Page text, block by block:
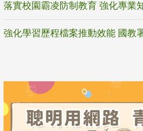
落實校園霸凌防制教育 強化專業